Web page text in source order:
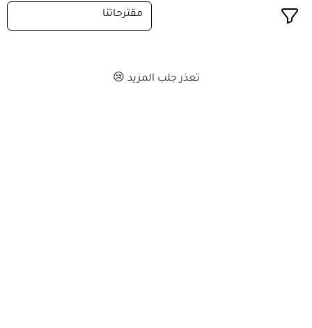
تعذر جلب المزيد 😢